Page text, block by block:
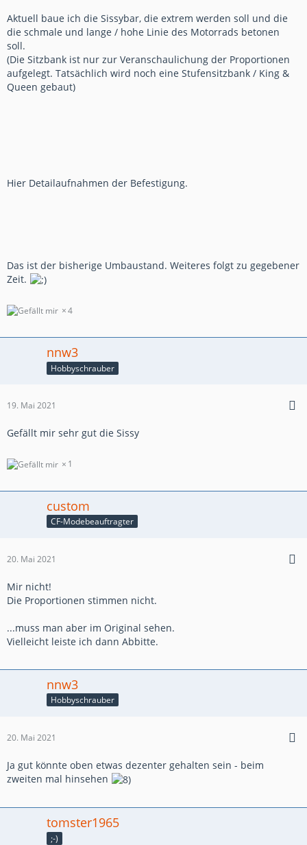
Aktuell baue ich die Sissybar, die extrem werden soll und die
die schmale und lange / hohe Linie des Motorrads betonen
soll.
(Die Sitzbank ist nur zur Veranschaulichung der Proportionen
aufgelegt. Tatsächlich wird noch eine Stufensitzbank / King &
Queen gebaut)
Hier Detailaufnahmen der Befestigung.
Das ist der bisherige Umbaustand. Weiteres folgt zu gegebener
Zeit.
4
nnw3
Hobbyschrauber
19. Mai 2021
Gefällt mir sehr gut die Sissy
1
custom
CF-Modebeauftragter
20. Mai 2021
Mir nicht!
Die Proportionen stimmen nicht.
...muss man aber im Original sehen.
Vielleicht leiste ich dann Abbitte.
nnw3
Hobbyschrauber
20. Mai 2021
Ja gut könnte oben etwas dezenter gehalten sein - beim
zweiten mal hinsehen
tomster1965
;-)